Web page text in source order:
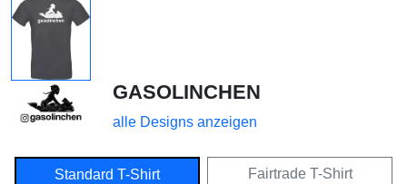
GASOLINCHEN
alle Designs anzeigen
Standard T-Shirt Fairtrade T-Shirt